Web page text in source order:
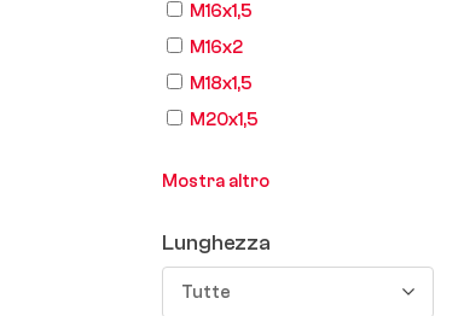
M16x1,5
M16x2
M18x1,5
M20x1,5
Mostra altro
Lunghezza
Tutte